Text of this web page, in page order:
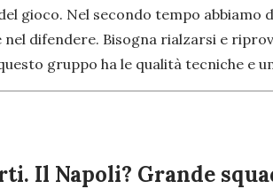
gioco. Nel secondo tempo
difendere. Bisogna rialzarsi e
gruppo ha le qualità tecniche e
Il Napoli? Grande